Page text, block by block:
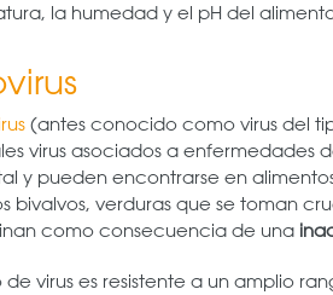
la humedad y el pH del
(antes conocido como virus del
virus asociados a enfermedades
y pueden encontrarse en
bivalvos, verduras que se toman
como consecuencia de una
de virus es resistente a un amplio